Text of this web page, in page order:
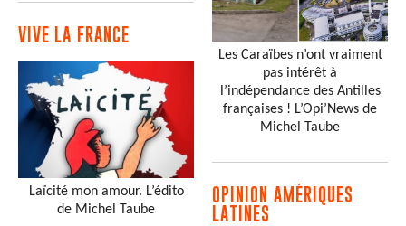
VIVE LA FRANCE
Laïcité mon amour. L’édito
de Michel Taube
Les Caraïbes n’ont vraiment
pas intérêt à
l’indépendance des Antilles
françaises ! L’Opi’News de
Michel Taube
OPINION AMÉRIQUES
LATINES